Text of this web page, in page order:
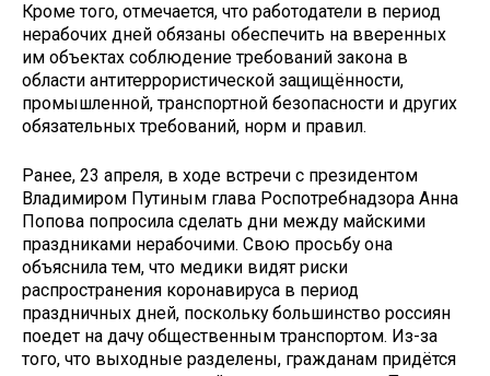
Кроме того, отмечается, что работодатели в период
нерабочих дней обязаны обеспечить на вверенных
им объектах соблюдение требований закона в
области антитеррористической защищённости,
промышленной, транспортной безопасности и других
обязательных требований, норм и правил.
Ранее, 23 апреля, в ходе встречи с президентом
Владимиром Путиным глава Роспотребнадзора Анна
Попова попросила сделать дни между майскими
праздниками нерабочими. Свою просьбу она
объяснила тем, что медики видят риски
распространения коронавируса в период
праздничных дней, поскольку большинство россиян
поедет на дачу общественным транспортом. Из-за
того, что выходные разделены, гражданам придётся